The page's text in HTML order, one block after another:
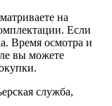
на
Если
Время осмотра и
вы можете
служба,